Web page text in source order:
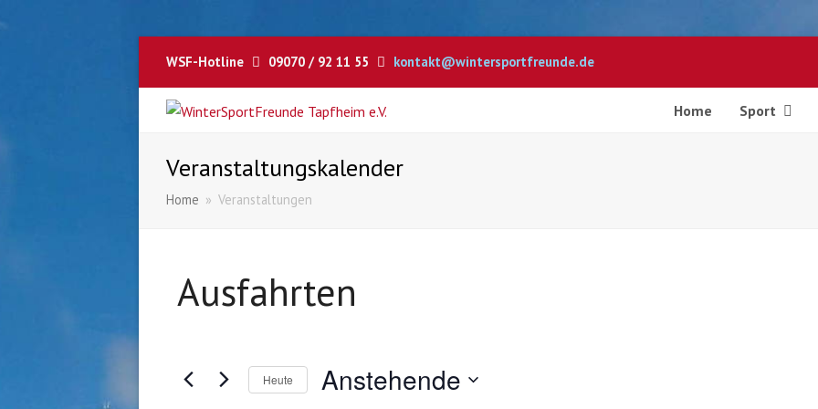
WSF-Hotline 09070 / 92 11 55 kontakt@wintersportfreunde.de
Home Sport
Veranstaltungskalender
Home » Veranstaltungen
Ausfahrten
Heute Anstehende